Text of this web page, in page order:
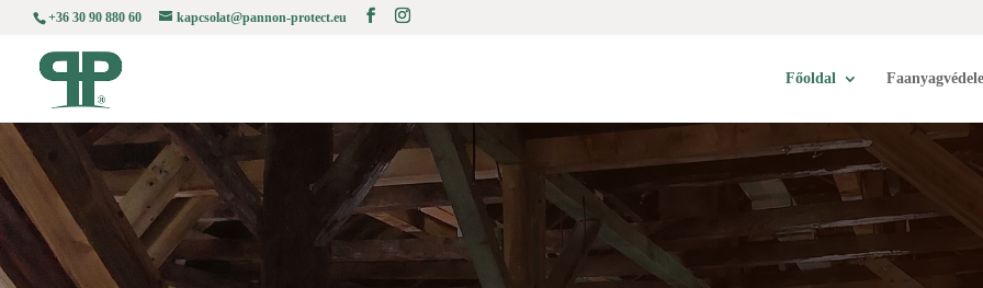
+36 30 90 880 60 kapcsolat@pannon-protect.eu
Főoldal